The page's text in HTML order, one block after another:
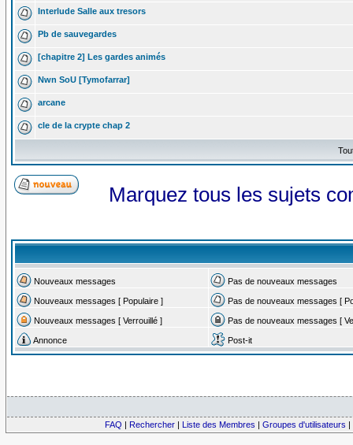
Interlude Salle aux tresors
Pb de sauvegardes
[chapitre 2] Les gardes animés
Nwn SoU [Tymofarrar]
arcane
cle de la crypte chap 2
Marquez tous les sujets
Nouveaux messages Pas de nouveaux messages
Nouveaux messages [ Populaire ] Pas de nouveaux messages [
Nouveaux messages [ Verrouillé ] Pas de nouveaux messages [
Annonce Post-it
FAQ | Rechercher | Liste des Membres | Groupes d'utilisateurs |